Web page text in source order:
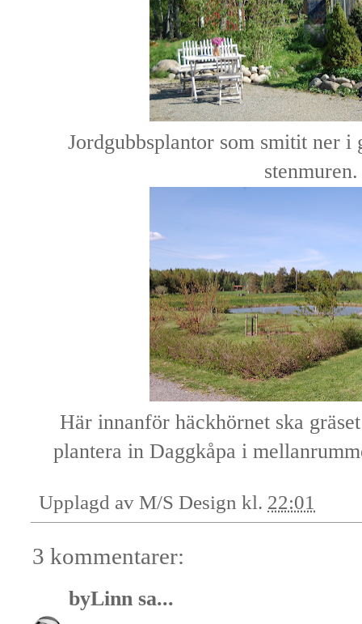
Jordgubbsplantor som smitit ner
stenmuren.
Här innanför häckhörnet ska
plantera in Daggkåpa i
Upplagd av M/S Design kl. 22:01
3 kommentarer:
byLinn sa...